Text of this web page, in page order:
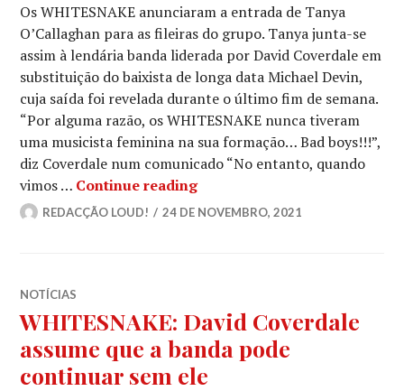
Os WHITESNAKE anunciaram a entrada de Tanya
O’Callaghan para as fileiras do grupo. Tanya junta-se
assim à lendária banda liderada por David Coverdale em
substituição do baixista de longa data Michael Devin,
cuja saída foi revelada durante o último fim de semana.
“Por alguma razão, os WHITESNAKE nunca tiveram
uma musicista feminina na sua formação… Bad boys!!!”,
diz Coverdale num comunicado “No entanto, quando
vimos … Continue readingWHITESNAKE: Anunciam
REDACÇÃO LOUD! 24 DE NOVEMBRO, 2021
NOTÍCIAS
WHITESNAKE: David Coverdale
assume que a banda pode
continuar sem ele